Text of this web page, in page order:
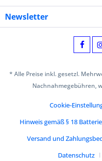
Newsletter
* Alle Preise inkl. gesetzl.
Nachnahmegebühren,
Cookie-
Hinweis gemäß § 18
Versand und
Datenschutz